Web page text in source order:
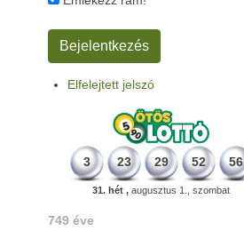
Elfelejtett jelszó
3 23 29 52 56
31. hét , augusztus 1., szombat
498 éve